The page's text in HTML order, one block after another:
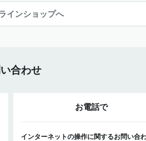
インショップへ
合わせ
お電話で
インターネットの操作に関するお問い合